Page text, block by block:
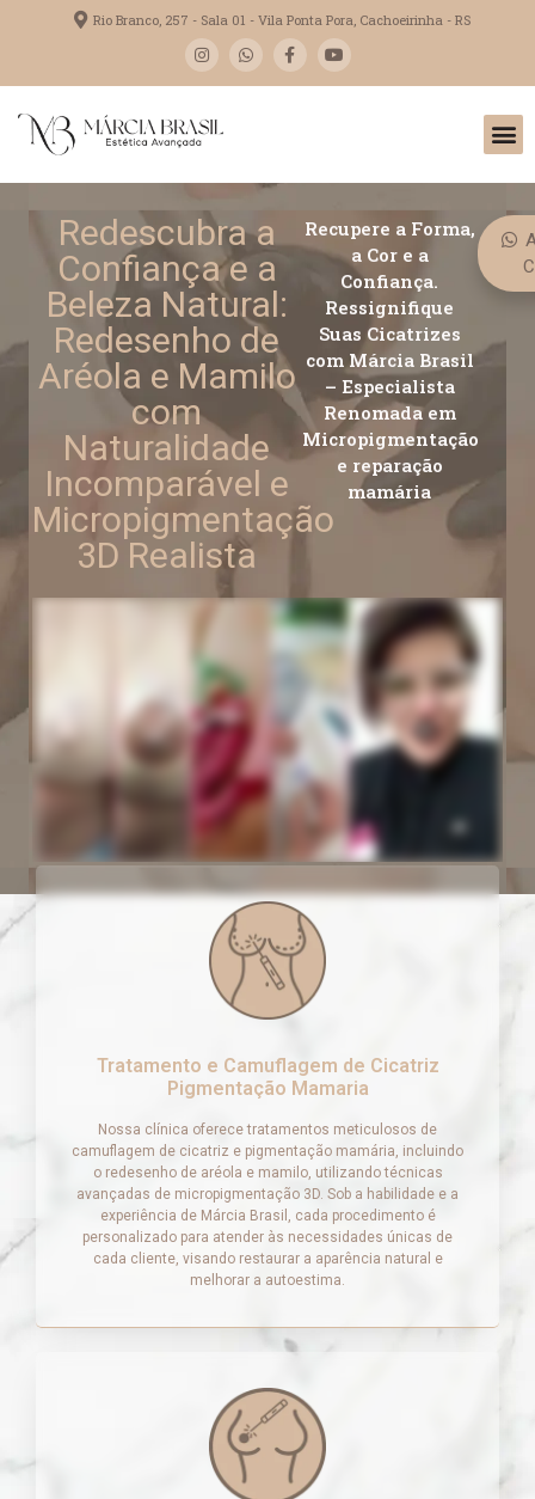
Rio Branco, 257 - Sala 01 - Vila Ponta Pora, Cachoeirinha - RS
Redescubra a
Confiança e a
Beleza Natural:
Redesenho de
Aréola e Mamilo
com
Naturalidade
Incomparável e
Micropigmentação
3D Realista
Recupere a Forma,
a Cor e a
Confiança.
Ressignifique
Suas Cicatrizes
com Márcia Brasil
– Especialista
Renomada em
Micropigmentação
e reparação
mamária
Tratamento e Camuflagem de Cicatriz
Pigmentação Mamaria
Nossa clínica oferece tratamentos meticulosos de
camuflagem de cicatriz e pigmentação mamária, incluindo
o redesenho de aréola e mamilo, utilizando técnicas
avançadas de micropigmentação 3D. Sob a habilidade e a
experiência de Márcia Brasil, cada procedimento é
personalizado para atender às necessidades únicas de
cada cliente, visando restaurar a aparência natural e
melhorar a autoestima.